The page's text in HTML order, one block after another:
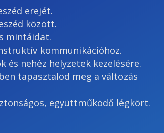
erejét.
között.
mintáidat.
kommunikációhoz.
nehéz helyzetek kezelésére.
tapasztalod meg a változás
együttműködő légkört.